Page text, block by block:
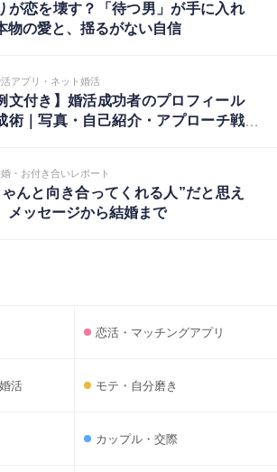
が恋を壊す？「待つ男」が手に入れ
物の愛と、揺るがない自信
活アプリ・ネット婚活
文付き】婚活成功者のプロフィール
術｜写真・自己紹介・アプローチ戦
・お付き合いレポート
んと向き合ってくれる人”だと思え
メッセージから結婚まで
恋活・マッチングアプリ
活 モテ・自分磨き
カップル・交際